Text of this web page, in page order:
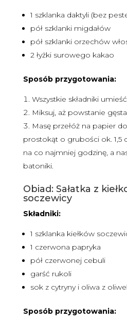
1 szklanka daktyli (bez
pół szklanki migdałów
pół szklanki orzechów
2 łyżki surowego kakao
Sposób przygotowania:
Wszystkie składniki
Miksuj, aż powstanie
Masę przełóż na papier
prostokąt o grubości ok. 1,5
na co najmniej godzinę, a
batoniki.
Obiad: Sałatka z
soczewicy
Składniki:
1 szklanka kiełków
1 czerwona papryka
pół czerwonej cebuli
garść rukoli
sok z cytryny i oliwa z
Sposób przygotowania: